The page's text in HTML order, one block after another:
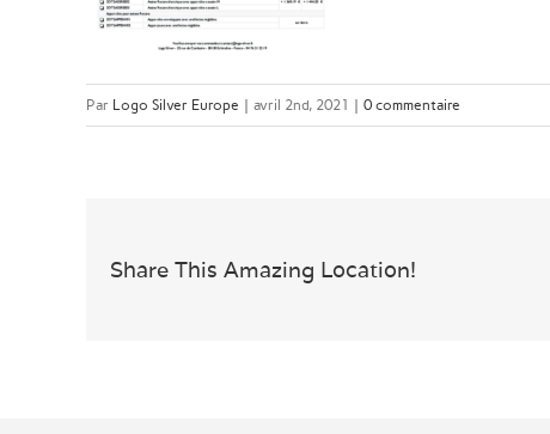
Par Logo Silver Europe | avril 2nd, 2021 | 0 commentaire
Share This Amazing Location!